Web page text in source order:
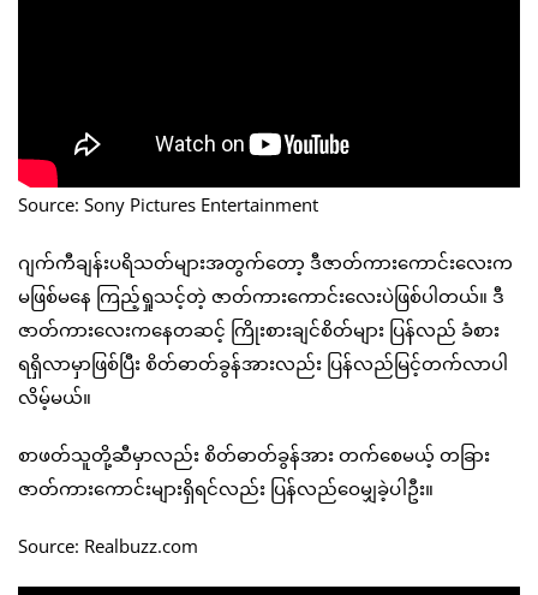
Source: Sony Pictures Entertainment
ဂျက်ကီချန်းပရိသတ်များအတွက်တော့ ဒီဇာတ်ကားကောင်းလေးက
မဖြစ်မနေ ကြည့်ရှုသင့်တဲ့ ဇာတ်ကားကောင်းလေးပဲဖြစ်ပါတယ်။ ဒီ
ဇာတ်ကားလေးကနေတဆင့် ကြိုးစားချင်စိတ်များ ပြန်လည် ခံစား
ရရှိလာမှာဖြစ်ပြီး စိတ်ဓာတ်ခွန်အားလည်း ပြန်လည်မြင့်တက်လာပါ
လိမ့်မယ်။
စာဖတ်သူတို့ဆီမှာလည်း စိတ်ဓာတ်ခွန်အား တက်စေမယ့် တခြား
ဇာတ်ကားကောင်းများရှိရင်လည်း ပြန်လည်ဝေမျှခဲ့ပါဦး။
Source: Realbuzz.com